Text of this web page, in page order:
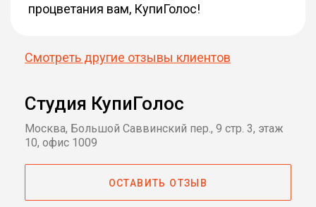
процветания вам, КупиГолос!
Смотреть другие отзывы клиентов
Студия КупиГолос
Москва, Большой Саввинский пер., 9 стр. 3, этаж
10, офис 1009
ОСТАВИТЬ ОТЗЫВ